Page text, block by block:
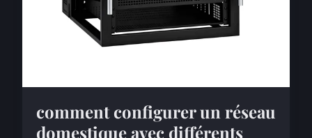
comment configurer un réseau
domestique avec différents